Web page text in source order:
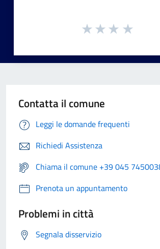
Contatta il comune
Leggi le domande frequenti
Richiedi Assistenza
Chiama il comune +39 045
Prenota un appuntamento
Problemi in città
Segnala disservizio